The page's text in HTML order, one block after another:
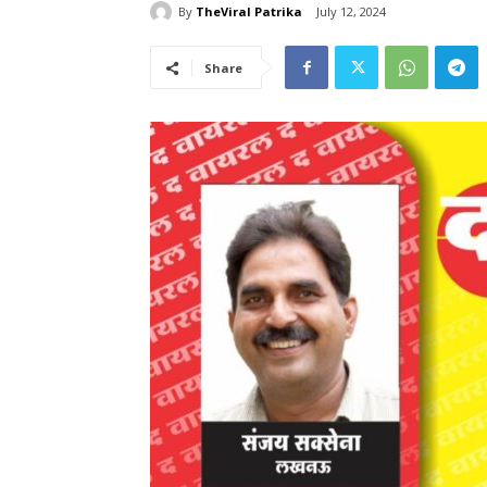
By TheViral Patrika July 12, 2024
Share